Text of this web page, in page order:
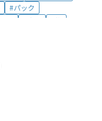
パック
出張